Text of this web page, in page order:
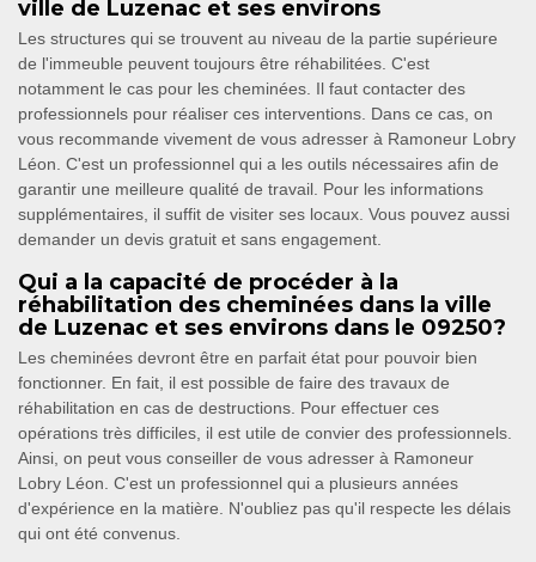
ville de Luzenac et ses environs
Les structures qui se trouvent au niveau de la partie supérieure
de l'immeuble peuvent toujours être réhabilitées. C'est
notamment le cas pour les cheminées. Il faut contacter des
professionnels pour réaliser ces interventions. Dans ce cas, on
vous recommande vivement de vous adresser à Ramoneur Lobry
Léon. C'est un professionnel qui a les outils nécessaires afin de
garantir une meilleure qualité de travail. Pour les informations
supplémentaires, il suffit de visiter ses locaux. Vous pouvez aussi
demander un devis gratuit et sans engagement.
Qui a la capacité de procéder à la
réhabilitation des cheminées dans la ville
de Luzenac et ses environs dans le 09250?
Les cheminées devront être en parfait état pour pouvoir bien
fonctionner. En fait, il est possible de faire des travaux de
réhabilitation en cas de destructions. Pour effectuer ces
opérations très difficiles, il est utile de convier des professionnels.
Ainsi, on peut vous conseiller de vous adresser à Ramoneur
Lobry Léon. C'est un professionnel qui a plusieurs années
d'expérience en la matière. N'oubliez pas qu'il respecte les délais
qui ont été convenus.